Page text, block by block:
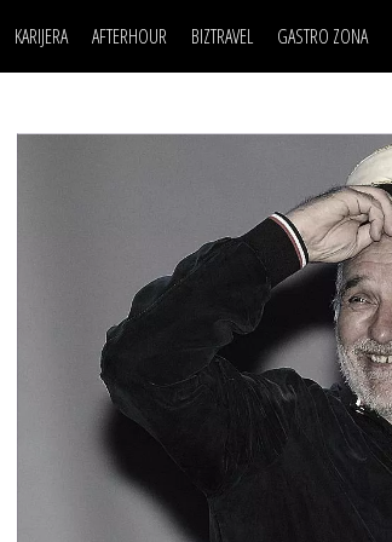
KARIJERA AFTERHOUR
WELLBEING
BIZTRAVEL GASTRO ZONA
POSAO
MOJ UGAO
FILM I SCENA
AUTO SVET